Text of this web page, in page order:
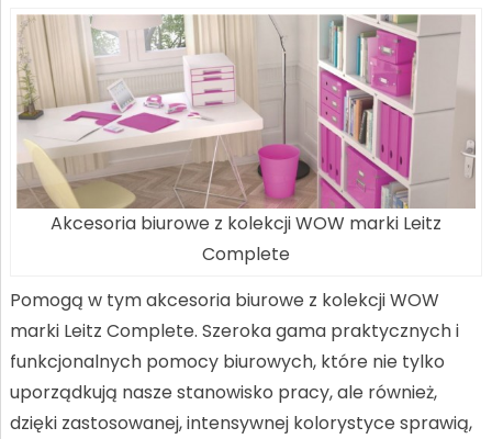
Akcesoria biurowe z kolekcji WOW marki Leitz
Complete
Pomogą w tym akcesoria biurowe z kolekcji WOW
marki Leitz Complete. Szeroka gama praktycznych i
funkcjonalnych pomocy biurowych, które nie tylko
uporządkują nasze stanowisko pracy, ale również,
dzięki zastosowanej, intensywnej kolorystyce sprawią,